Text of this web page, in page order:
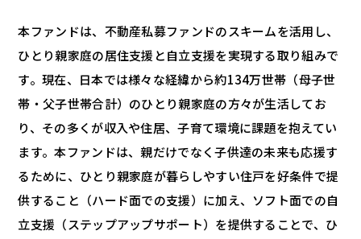
本ファンドは、不動産私募ファンドのスキームを活用し、
ひとり親家庭の居住支援と自立支援を実現する取り組みで
す。現在、日本では様々な経緯から約134万世帯（母子世
帯・父子世帯合計）のひとり親家庭の方々が生活してお
り、その多くが収入や住居、子育て環境に課題を抱えてい
ます。本ファンドは、親だけでなく子供達の未来も応援す
るために、ひとり親家庭が暮らしやすい住戸を好条件で提
供すること（ハード面での支援）に加え、ソフト面での自
立支援（ステップアップサポート）を提供することで、ひ